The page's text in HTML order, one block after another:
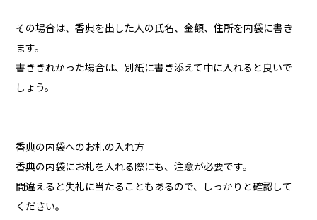
その場合は、香典を出した人の氏名、金額、住所を内袋に書き
ます。
書ききれかった場合は、別紙に書き添えて中に入れると良いで
しょう。
香典の内袋へのお札の入れ方
香典の内袋にお札を入れる際にも、注意が必要です。
間違えると失礼に当たることもあるので、しっかりと確認して
ください。